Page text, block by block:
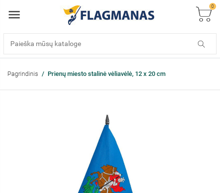
0
Pagrindinis Prienų miesto stalinė vėliavėlė, 12 x 20 cm